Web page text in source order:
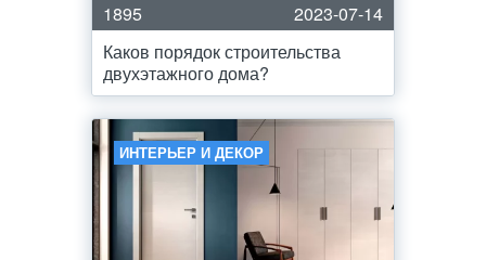
1895
2023-07-14
Каков порядок строительства
двухэтажного дома?
ИНТЕРЬЕР И ДЕКОР